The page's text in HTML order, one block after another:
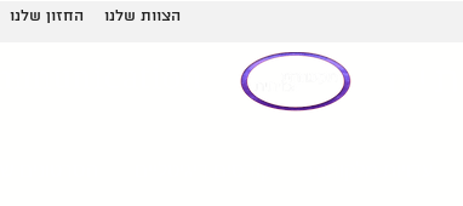
החזון שלנו הצוות שלנו